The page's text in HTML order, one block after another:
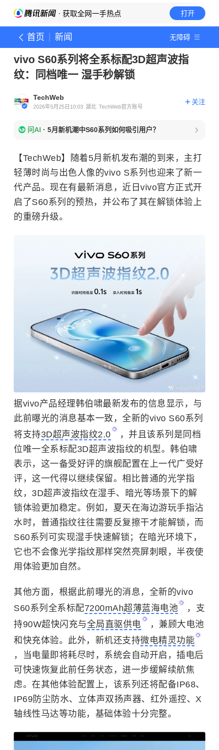
· 获取全网一手热点 打开
首页 新闻 无障碍
vivo S60系列将全系标配3D超声波指
纹：同档唯一 湿手秒解锁
TechWeb
2026年5月25日10:03 湖北 TechWeb官方账号
关注
问AI · 5月新机潮中S60系列如何吸引用户？
【TechWeb】随着5月新机发布潮的到来，主打
轻薄时尚与出色人像的vivo S系列也迎来了新一
代产品。现在有最新消息，近日vivo官方正式开
启了S60系列的预热，并公布了其在解锁体验上
的重磅升级。
据vivo产品经理韩伯啸最新发布的信息显示，与
此前曝光的消息基本一致，全新的vivo S60系列
将支持3D超声波指纹2.0
，并且该系列是同档
位唯一全系标配3D超声波指纹的机型。韩伯啸
表示，这一备受好评的旗舰配置在上一代广受好
评，这一代得以继续保留。相比普通的光学指
纹，3D超声波指纹在湿手、暗光等场景下的解
锁体验更加稳定。例如，夏天在海边游玩手指沾
水时，普通指纹往往需要反复擦干才能解锁，而
S60系列可实现湿手快速解锁；在暗光环境下，
它也不会像光学指纹那样突然亮屏刺眼，半夜使
用体验更加自然。
其他方面，根据此前曝光的消息，全新的vivo
S60系列全系标配7200mAh超薄蓝海电池
，支
持90W超快闪充与全局直驱供电
，兼顾大电池
和快充体验。此外，新机还支持微电精灵功能
，当电量即将耗尽时，系统会自动开启，插电后
可快速恢复此前任务状态，进一步缓解续航焦
虑。在其他体验配置上，该系列还将配备IP68、
IP69防尘防水、立体声双扬声器、红外遥控、X
轴线性马达等功能，基础体验十分完整。